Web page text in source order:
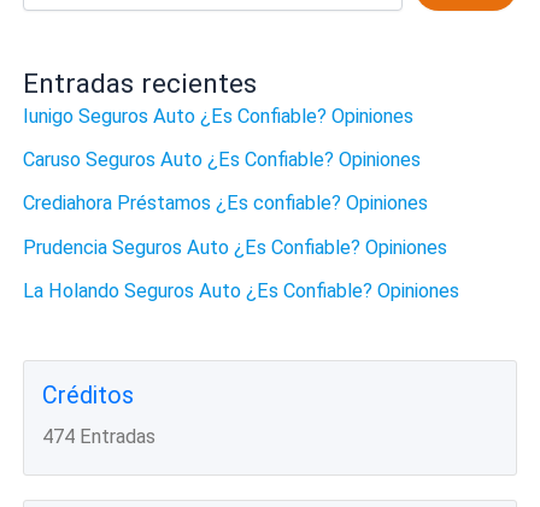
Entradas recientes
Iunigo Seguros Auto ¿Es Confiable? Opiniones
Caruso Seguros Auto ¿Es Confiable? Opiniones
Crediahora Préstamos ¿Es confiable? Opiniones
Prudencia Seguros Auto ¿Es Confiable? Opiniones
La Holando Seguros Auto ¿Es Confiable? Opiniones
Créditos
474 Entradas